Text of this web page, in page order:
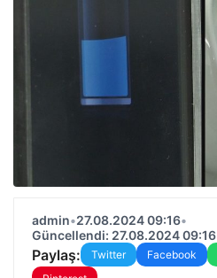
admin•27.08.2024 09:16•
Güncellendi: 27.08.2024 09:16
Paylaş: Twitter Facebook